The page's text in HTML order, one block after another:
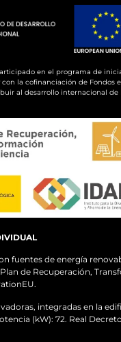
en el programa de
con la cofinanciación de Fondos
al desarrollo internacional de
fuentes de energía
de Recuperación,
integradas en la
(kW): 72. Real Decreto